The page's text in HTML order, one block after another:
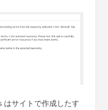
はサイトで作成したす